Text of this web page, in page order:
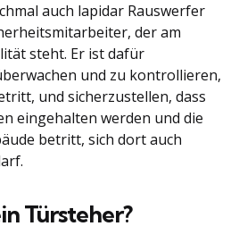
auch lapidar Rauswerfer
der am
steht. Er ist dafür
und zu kontrollieren,
und sicherzustellen, dass
eingehalten werden und die
betritt, sich dort auch
Türsteher?